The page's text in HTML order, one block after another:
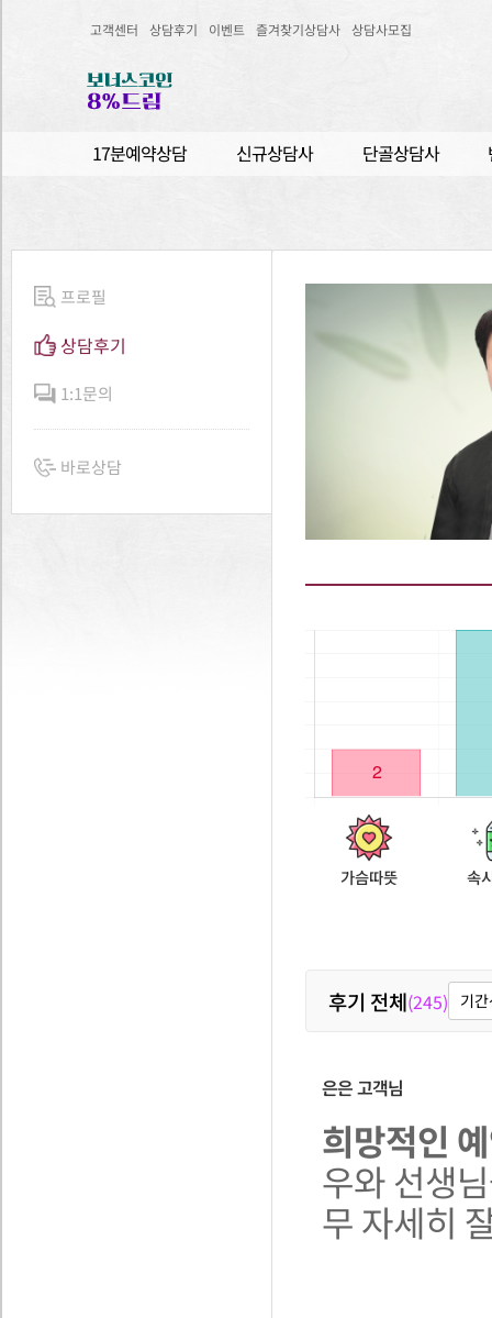
고객센터 상담후기 이벤트 즐겨찾기상담사 상담사모집
17분예약상담 신규상담사 단골상담사
프로필
상담후기
1:1문의
바로상담
가슴따뜻 속
후기 전체(245) 기
은은고객님
희망적인
우와 선생
무 자세히